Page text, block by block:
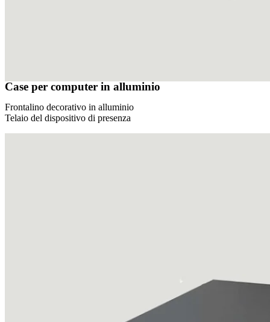
Case per computer in alluminio
Frontalino decorativo in alluminio
Telaio del dispositivo di presenza